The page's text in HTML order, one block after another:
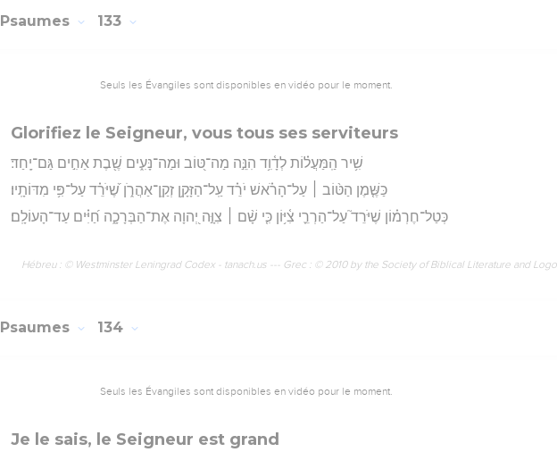
Psaumes 133
Seuls les Évangiles sont disponibles en vidéo pour le moment.
Glorifiez le Seigneur, vous tous ses serviteurs
שִׁ֥יר הַֽמַּעֲל֗וֹת לְדָ֫וִ֥ד הִנֵּ֣ה מַה־טּ֭וֹב וּמַה־נָּעִ֑ים שֶׁ֖בֶת אַחִ֣ים גַּם־יָֽחַד׃
כַּשֶּׁ֤מֶן הַטּ֨וֹב ׀ עַל־הָרֹ֗אשׁ יֹרֵ֗ד עַֽל־הַזָּקָ֥ן זְקַֽן־אַהֲרֹ֑ן שֶׁ֝יֹּרֵ֗ד עַל־פִּ֥י מִדּוֹתָֽיו׃
כְּטַל־חֶרְמ֗וֹן שֶׁיֹּרֵד֮ עַל־הַרְרֵ֪י צִ֫יּ֥וֹן כִּ֤י שָׁ֨ם ׀ צִוָּ֣ה יְ֭הוָה אֶת־הַבְּרָכָ֑ה חַ֝יִּ֗ים עַד־הָעוֹלָֽם׃
Hébreu : © Westminster Leningrad Codex - tanach.us --- Grec : © 2010 by the Society of Biblical Literature and
Psaumes 134
Seuls les Évangiles sont disponibles en vidéo pour le moment.
Je le sais, le Seigneur est grand